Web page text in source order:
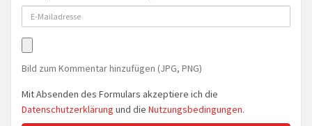
Bild zum Kommentar hinzufügen (JPG, PNG)
Mit Absenden des Formulars akzeptiere ich die
Datenschutzerklärung und die Nutzungsbedingungen.